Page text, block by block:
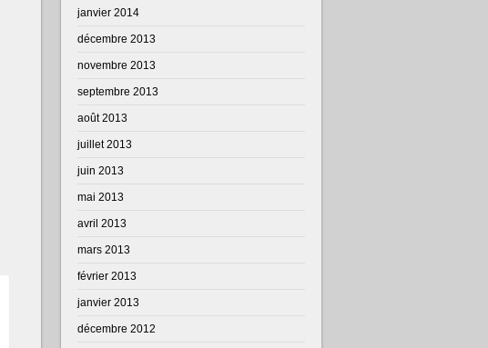
janvier 2014
décembre 2013
novembre 2013
septembre 2013
août 2013
juillet 2013
juin 2013
mai 2013
avril 2013
mars 2013
février 2013
janvier 2013
décembre 2012